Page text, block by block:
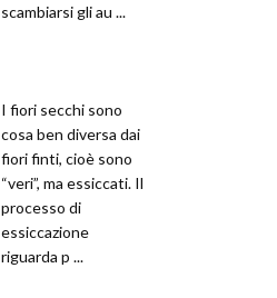
scambiarsi gli au ...
I fiori secchi sono
cosa ben diversa dai
fiori finti, cioè sono
“veri”, ma essiccati. Il
processo di
essiccazione
riguarda p ...